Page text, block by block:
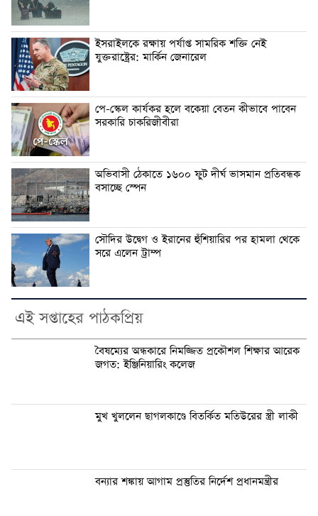
ইসরাইলকে রক্ষায় পর্যাপ্ত সামরিক শক্তি নেই
যুক্তরাষ্ট্রের: মার্কিন জেনারেল
পে-স্কেল কার্যকর হলে বকেয়া বেতন কীভাবে পাবেন
সরকারি চাকরিজীবীরা
অভিবাসী ঠেকাতে ১৬০০ ফুট দীর্ঘ ভাসমান প্রতিবন্ধক
বসাচ্ছে স্পেন
সৌদির উদ্বেগ ও ইরানের হুঁশিয়ারির পর হামলা থেকে
সরে এলেন ট্রাম্প
এই সপ্তাহের পাঠকপ্রিয়
বৈষম্যের অন্ধকারে নিমজ্জিত প্রকৌশল শিক্ষার আরেক
জগত: ইঞ্জিনিয়ারিং কলেজ
মুখ খুললেন ছাগলকাণ্ডে বিতর্কিত মতিউরের স্ত্রী লাকী
বন্যার শঙ্কায় আগাম প্রস্তুতির নির্দেশ প্রধানমন্ত্রীর